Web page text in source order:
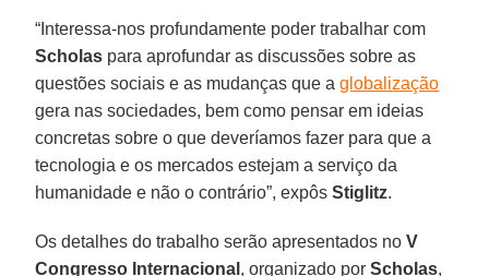
“Interessa-nos profundamente poder trabalhar com
Scholas para aprofundar as discussões sobre as
questões sociais e as mudanças que aglobalização
gera nas sociedades, bem como pensar em ideias
concretas sobre o que deveríamos fazer para que a
tecnologia e os mercados estejam a serviço da
humanidade e não o contrário”, expôsStiglitz.
Os detalhes do trabalho serão apresentados noV
Congresso Internacional , organizado porScholas,